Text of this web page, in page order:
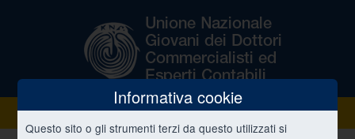
Informativa cookie
Questo sito o gli strumenti terzi da questo utilizzati si
Menu